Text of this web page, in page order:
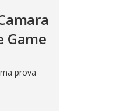
Game
prova